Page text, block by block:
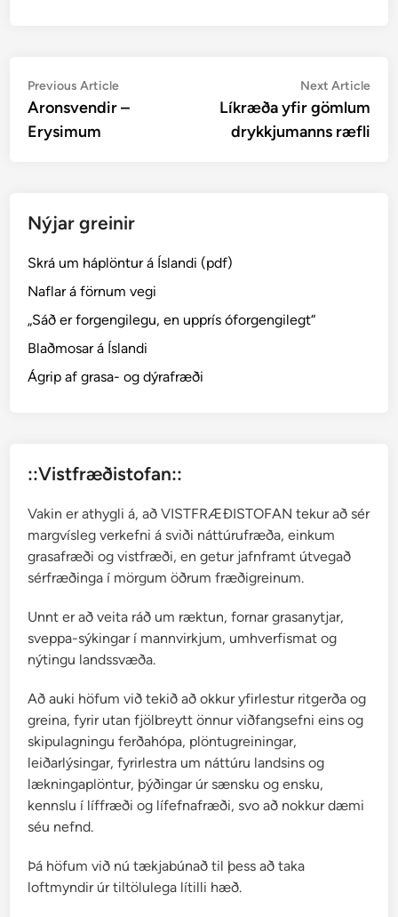
Post
navigation
Previous ArticlePrevious
article:
Aronsvendir –
Erysimum
Next Article
Líkræða yfir gömlum
drykkjumanns ræfli
Nýjar greinir
Skrá um háplöntur á Íslandi (pdf)
Naflar á förnum vegi
„Sáð er forgengilegu, en upprís óforgengilegt“
Blaðmosar á Íslandi
Ágrip af grasa- og dýrafræði
::Vistfræðistofan::
Vakin er athygli á, að VISTFRÆÐISTOFAN tekur að sér
margvísleg verkefni á sviði náttúrufræða, einkum
grasafræði og vistfræði, en getur jafnframt útvegað
sérfræðinga í mörgum öðrum fræðigreinum.
Unnt er að veita ráð um ræktun, fornar grasanytjar,
sveppa-sýkingar í mannvirkjum, umhverfismat og
nýtingu landssvæða.
Að auki höfum við tekið að okkur yfirlestur ritgerða og
greina, fyrir utan fjölbreytt önnur viðfangsefni eins og
skipulagningu ferðahópa, plöntugreiningar,
leiðarlýsingar, fyrirlestra um náttúru landsins og
lækningaplöntur, þýðingar úr sænsku og ensku,
kennslu í líffræði og lífefnafræði, svo að nokkur dæmi
séu nefnd.
Þá höfum við nú tækjabúnað til þess að taka
loftmyndir úr tiltölulega lítilli hæð.